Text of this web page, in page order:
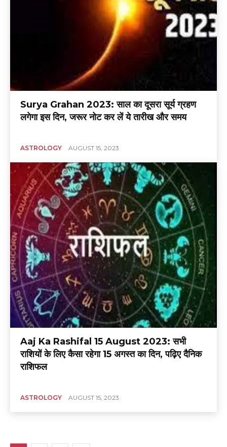
Surya Grahan 2023: साल का दूसरा सूर्य ग्रहण
लगेगा इस दिन, जरूर नोट कर लें ये तारीख और समय
ASTROLOGY AUGUST 15, 2023
Aaj Ka Rashifal 15 August 2023: सभी
राशियों के लिए कैसा रहेगा 15 अगस्त का दिन, पढ़िए दैनिक
राशिफल
ASTROLOGY AUGUST 15, 2023